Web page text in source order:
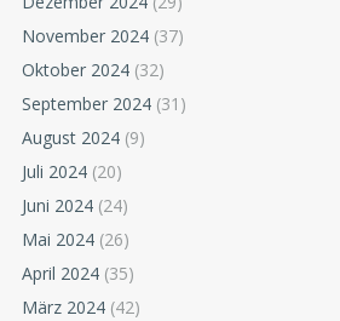
November 2024 (37)
Oktober 2024 (32)
September 2024 (31)
August 2024 (9)
Juli 2024 (20)
Juni 2024 (24)
Mai 2024 (26)
April 2024 (35)
März 2024 (42)